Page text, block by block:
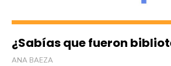
¿Sabías que fueron
ANA BAEZA